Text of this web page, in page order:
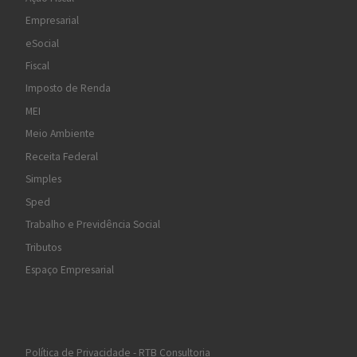
Empresarial
eSocial
Fiscal
Imposto de Renda
MEI
Meio Ambiente
Receita Federal
Simples
Sped
Trabalho e Previdência Social
Tributos
Espaço Empresarial
Política de Privacidade - RTB Consultoria